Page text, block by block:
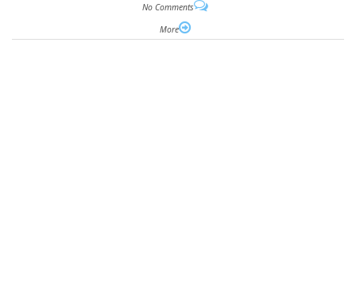
No Comments
More